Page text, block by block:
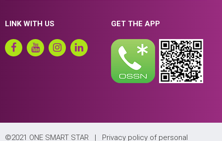
LINK WITH US GET THE APP
©2021 ONE SMART STAR | Privacy policy of personal